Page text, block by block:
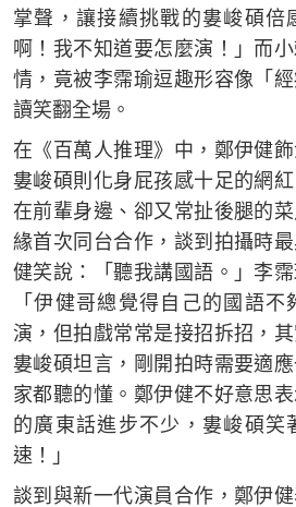
掌聲，讓接續挑戰的婁峻碩倍
啊！我不知道要怎麼演！」而
情，竟被李霈瑜逗趣形容像「
讀笑翻全場。
在《百萬人推理》中，鄭伊健
婁峻碩則化身屁孩感十足的網
在前輩身邊、卻又常扯後腿的
緣首次同台合作，談到拍攝時
健笑說：「聽我講國語。」李
「伊健哥總覺得自己的國語
演，但拍戲常常是接招拆招，其
婁峻碩坦言，剛開拍時需要適
家都聽的懂。鄭伊健不好意思
的廣東話進步不少，婁峻碩笑
速！」
談到與新一代演員合作，鄭伊